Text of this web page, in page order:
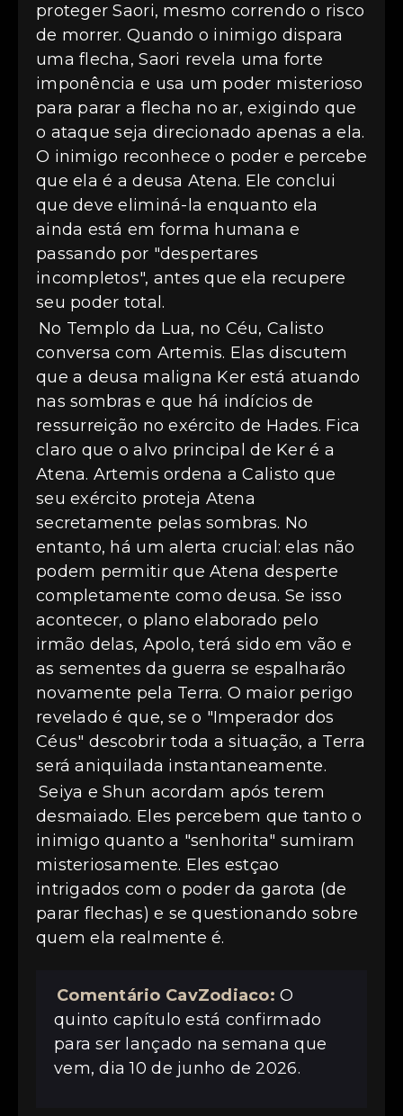
proteger Saori, mesmo correndo o risco
de morrer. Quando o inimigo dispara
uma flecha, Saori revela uma forte
imponência e usa um poder misterioso
para parar a flecha no ar, exigindo que
o ataque seja direcionado apenas a ela.
O inimigo reconhece o poder e percebe
que ela é a deusa Atena. Ele conclui
que deve eliminá-la enquanto ela
ainda está em forma humana e
passando por "despertares
incompletos", antes que ela recupere
seu poder total.
No Templo da Lua, no Céu, Calisto
conversa com Artemis. Elas discutem
que a deusa maligna Ker está atuando
nas sombras e que há indícios de
ressurreição no exército de Hades. Fica
claro que o alvo principal de Ker é a
Atena. Artemis ordena a Calisto que
seu exército proteja Atena
secretamente pelas sombras. No
entanto, há um alerta crucial: elas não
podem permitir que Atena desperte
completamente como deusa. Se isso
acontecer, o plano elaborado pelo
irmão delas, Apolo, terá sido em vão e
as sementes da guerra se espalharão
novamente pela Terra. O maior perigo
revelado é que, se o "Imperador dos
Céus" descobrir toda a situação, a Terra
será aniquilada instantaneamente.
Seiya e Shun acordam após terem
desmaiado. Eles percebem que tanto o
inimigo quanto a "senhorita" sumiram
misteriosamente. Eles estçao
intrigados com o poder da garota (de
parar flechas) e se questionando sobre
quem ela realmente é.
Comentário CavZodiaco: O
quinto capítulo está confirmado
para ser lançado na semana que
vem, dia 10 de junho de 2026.